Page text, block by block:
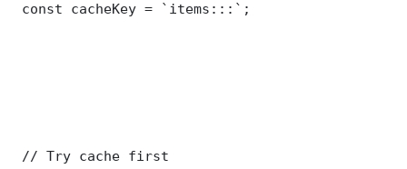
const cacheKey = `items:::`;
// Try cache first